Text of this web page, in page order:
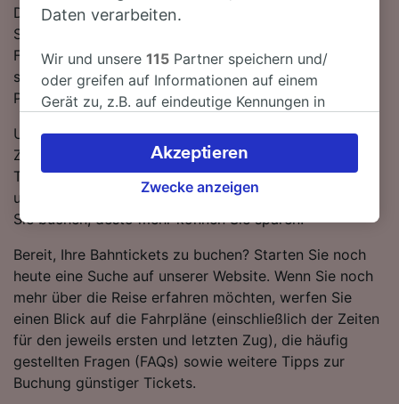
Direktverbindungen verfügbar sind. Züge auf dieser
Strecke werden für gewöhnlich von Trenitalia oder
Frecciarossa betrieben. An Bord finden Sie
standardmäßig moderne, komfortable Sitze und viel
Platz für Gepäck.
Um Ihnen dabei behilflich zu sein, die besten
Zugangebote zu erhalten, heben wir die günstigsten
Tickets von Mailand nach Cantu-Cermenate in
unserem Reiseplaner hervor. Denken Sie daran, je eher
Sie buchen, desto mehr können Sie sparen!
Bereit, Ihre Bahntickets zu buchen? Starten Sie noch
heute eine Suche auf unserer Website. Wenn Sie noch
mehr über die Reise erfahren möchten, werfen Sie
einen Blick auf die Fahrpläne (einschließlich der Zeiten
für den jeweils ersten und letzten Zug), die häufig
gestellten Fragen (FAQs) sowie weitere Tipps zur
Buchung günstiger Tickets.
Daten verarbeiten.
Wir und unsere115 Partner speichern und/
oder greifen auf Informationen auf einem
Gerät zu, z.B. auf eindeutige Kennungen in
verarbeiten. Sie können Ihre Präferenzen
akzeptieren oder verwalten, einschließlich
Ihres Widerspruchsrechts bei berechtigtem
besuchen Sie jederzeit die Seite der
Datenschutzrichtlinie. Diese Präferenzen
werden unseren Partnern signalisiert und
haben keinen Einfluss auf Surfdaten. Ihre
Daten werden nicht für Tracking-Zwecke
verwendet, wenn Sie uns gebeten haben, Ihr
Surfverhalten nicht zu verfolgen.
Wir und unsere Partner verarbeiten Daten, um
Zwecke anzeigen
Akzeptieren